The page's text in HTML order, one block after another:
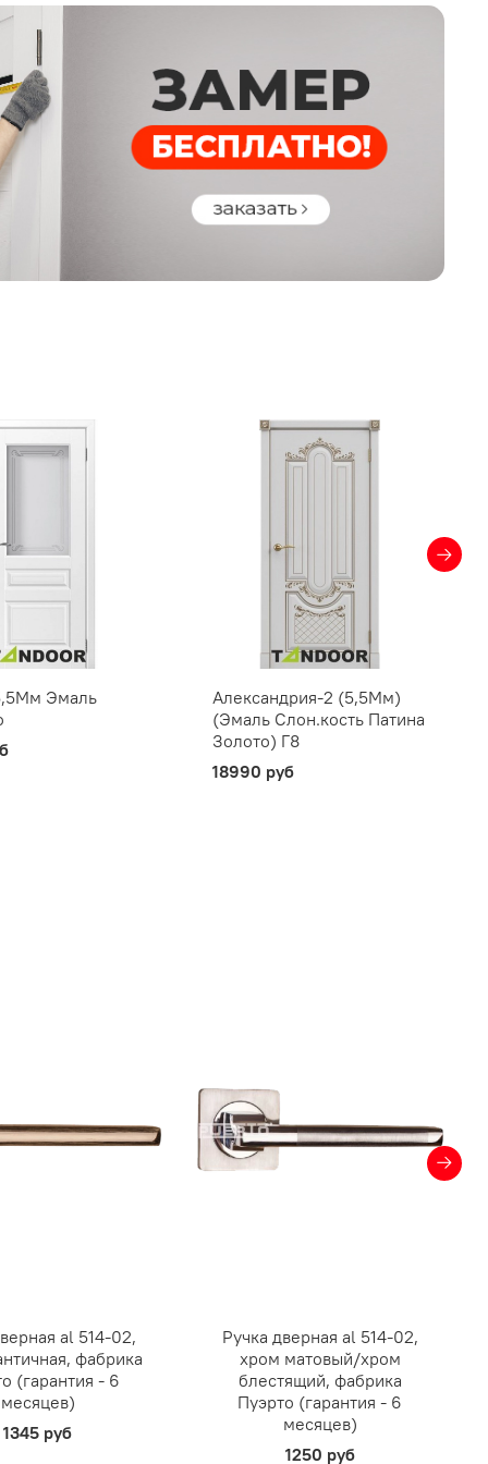
Эмаль
Александрия-2 (5,5Мм)
(Эмаль Слон.кость Патина
Золото) Г8
18990 руб
al 514-02,
фабрика
(гарантия - 6
месяцев)
1345 руб
Ручка дверная al 514-02,
хром матовый/хром
блестящий, фабрика
Пуэрто (гарантия - 6
месяцев)
1250 руб